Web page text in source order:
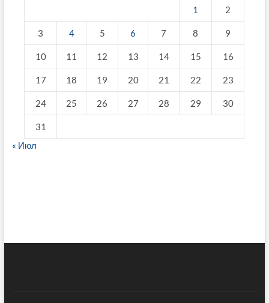
1 2
3 4 5 6 7 8 9
10 11 12 13 14 15 16
17 18 19 20 21 22 23
24 25 26 27 28 29 30
31
« Июл